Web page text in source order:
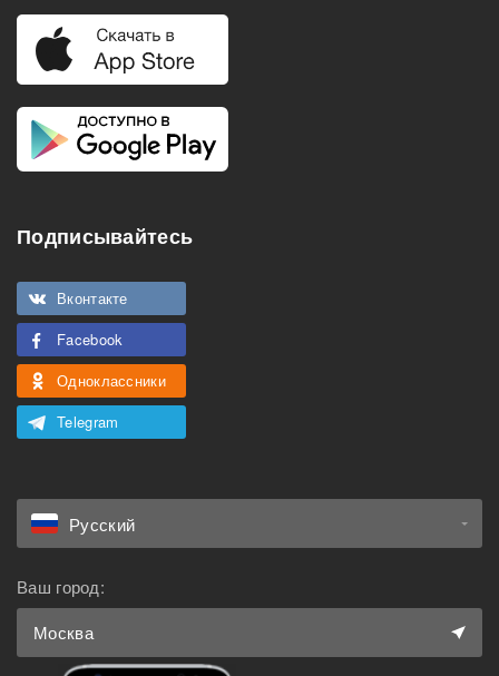
Холодильник
Телевизор
Особенности
Подписывайтесь
Вконтакте
Facebook
Одноклассники
Telegram
Русский
Ваш город:
Москва